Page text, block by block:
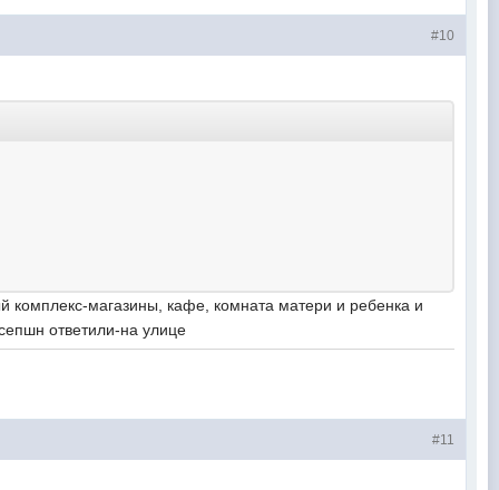
#10
комплекс-магазины, кафе, комната матери и ребенка и
ответили-на улице
#11